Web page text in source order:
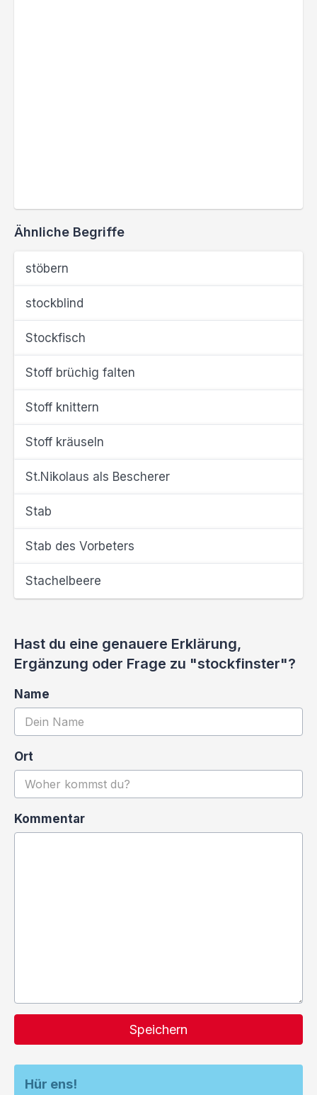
Ähnliche Begriffe
stöbern
stockblind
Stockfisch
Stoff brüchig falten
Stoff knittern
Stoff kräuseln
St.Nikolaus als Bescherer
Stab
Stab des Vorbeters
Stachelbeere
Hast du eine genauere Erklärung,
Ergänzung oder Frage zu "stockfinster"?
Name
Ort
Kommentar
Speichern
Hür ens!